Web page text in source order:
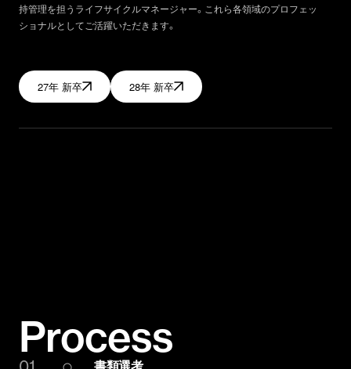
持管理を担うライフサイクルマネージャー。これら各領域のプロフェッ
ショナルとしてご活躍いただきます。
27年 新卒 28年 新卒
Process
書類選考